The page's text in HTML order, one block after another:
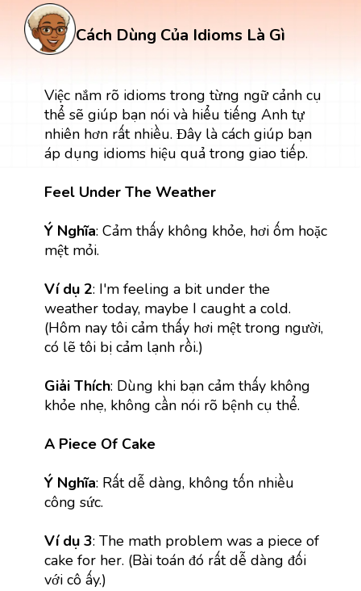
Cách Dùng Của Idioms Là Gì
Việc nắm rõ idioms trong từng ngữ cảnh cụ
thể sẽ giúp bạn nói và hiểu tiếng Anh tự
nhiên hơn rất nhiều. Đây là cách giúp bạn
áp dụng idioms hiệu quả trong giao tiếp.
Feel Under The Weather
Ý Nghĩa: Cảm thấy không khỏe, hơi ốm hoặc
mệt mỏi.
Ví dụ 2: I'm feeling a bit under the
weather today, maybe I caught a cold.
(Hôm nay tôi cảm thấy hơi mệt trong người,
có lẽ tôi bị cảm lạnh rồi.)
Giải Thích: Dùng khi bạn cảm thấy không
khỏe nhẹ, không cần nói rõ bệnh cụ thể.
A Piece Of Cake
Ý Nghĩa: Rất dễ dàng, không tốn nhiều
công sức.
Ví dụ 3: The math problem was a piece of
cake for her. (Bài toán đó rất dễ dàng đối
với cô ấy.)